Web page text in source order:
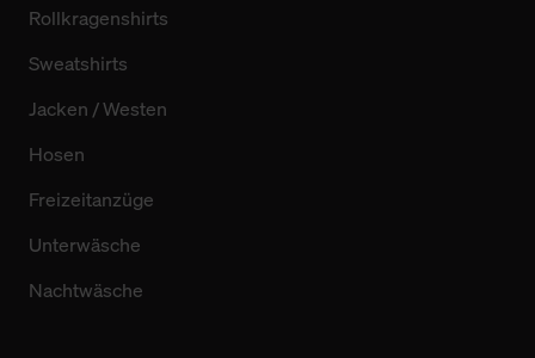
Rollkragenshirts
Sweatshirts
Jacken / Westen
Hosen
Freizeitanzüge
Unterwäsche
Nachtwäsche